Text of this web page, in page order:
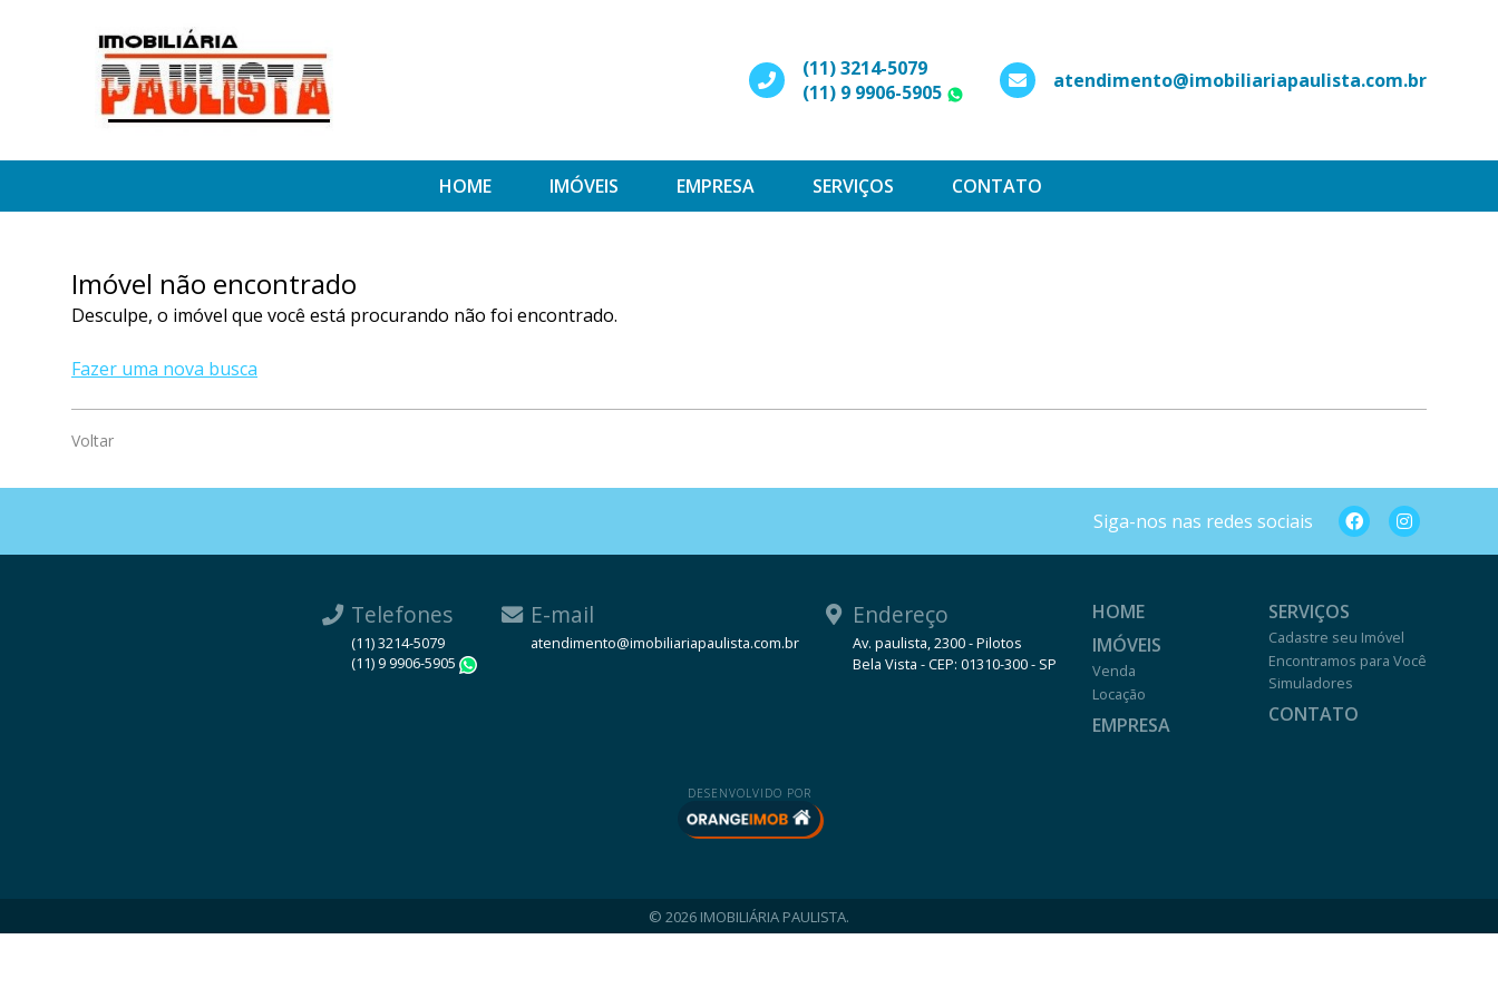
(11) 3214-5079
(11) 9 9906-5905
WhatsApp
atendimento@imobiliariapaulista.com.br
HOME IMÓVEIS EMPRESA SERVIÇOS CONTATO
Imóvel não encontrado
Desculpe, o imóvel que você está procurando não foi encontrado.
Fazer uma nova busca
Voltar
Siga-nos nas redes sociais
Telefones
(11) 3214-5079
(11) 9 9906-5905
E-mail
atendimento@imobiliariapaulista.com.br
Endereço
Av. paulista, 2300 - Pilotos
Bela Vista - CEP: 01310-300 - SP
HOME
IMÓVEIS
Venda
Locação
EMPRESA
SERVIÇOS
Cadastre seu Imóvel
Encontramos para Você
Simuladores
CONTATO
DESENVOLVIDO POR
© 2026 IMOBILIÁRIA PAULISTA.